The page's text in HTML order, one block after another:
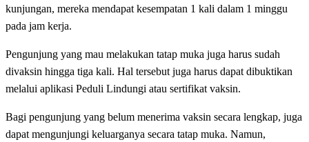
kunjungan, mereka mendapat kesempatan 1 kali dalam 1 minggu
pada jam kerja.
Pengunjung yang mau melakukan tatap muka juga harus sudah
divaksin hingga tiga kali. Hal tersebut juga harus dapat dibuktikan
melalui aplikasi Peduli Lindungi atau sertifikat vaksin.
Bagi pengunjung yang belum menerima vaksin secara lengkap, juga
dapat mengunjungi keluarganya secara tatap muka. Namun,